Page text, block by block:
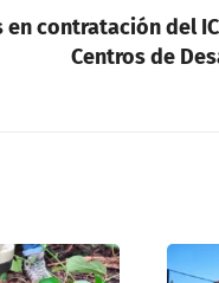
en contratación del
Centros de